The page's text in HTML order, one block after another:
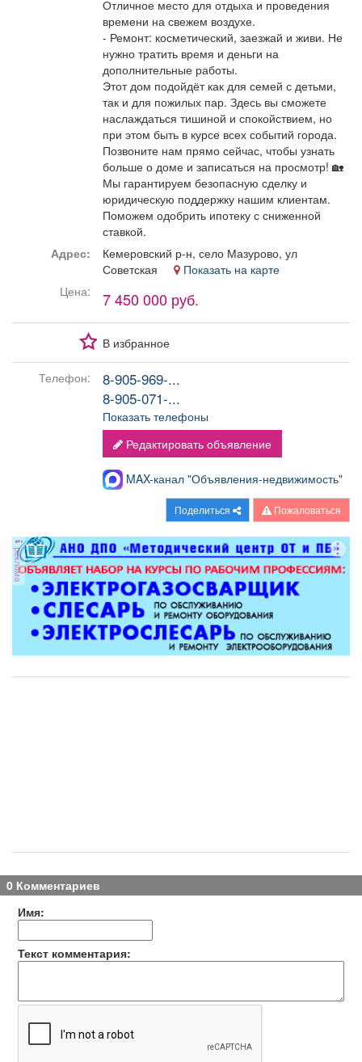
Отличное место для отдыха и проведения
времени на свежем воздухе.
- Ремонт: косметический, заезжай и живи. Не
нужно тратить время и деньги на
дополнительные работы.
Этот дом подойдёт как для семей с детьми,
так и для пожилых пар. Здесь вы сможете
наслаждаться тишиной и спокойствием, но
при этом быть в курсе всех событий города.
Позвоните нам прямо сейчас, чтобы узнать
больше о доме и записаться на просмотр! 🏡
Мы гарантируем безопасную сделку и
юридическую поддержку нашим клиентам.
Поможем одобрить ипотеку с сниженной
ставкой.
Адрес:
Кемеровский р-н, село Мазурово, ул
Советская
Показать на карте
Цена:
7 450 000 руб.
В избранное
Телефон:
8-905-969-...
8-905-071-...
Показать телефоны
Редактировать объявление
MAX-канал "Объявления-недвижимость"
Поделиться Пожаловаться
реклама
0 Комментариев
Имя:
Текст комментария: